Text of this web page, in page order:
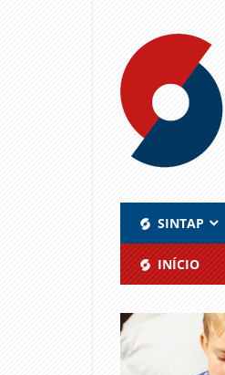
content
SINTAP
INÍCIO